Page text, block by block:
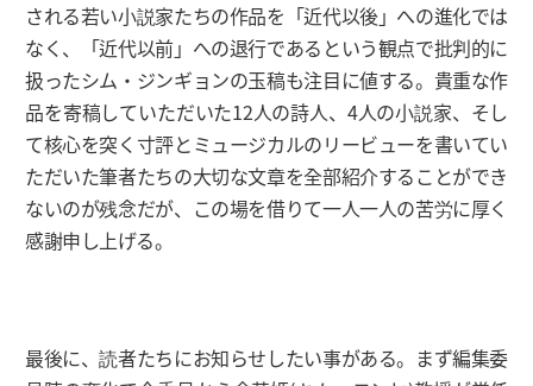
される若い小説家たちの作品を「近代以後」への進化では
なく、「近代以前」への退行であるという観点で批判的に
扱ったシム・ジンギョンの玉稿も注目に値する。貴重な作
品を寄稿していただいた12人の詩人、4人の小説家、そし
て核心を突く寸評とミュージカルのリービューを書いてい
ただいた筆者たちの大切な文章を全部紹介することができ
ないのが残念だが、この場を借りて一人一人の苦労に厚く
感謝申し上げる。
最後に、読者たちにお知らせしたい事がある。まず編集委